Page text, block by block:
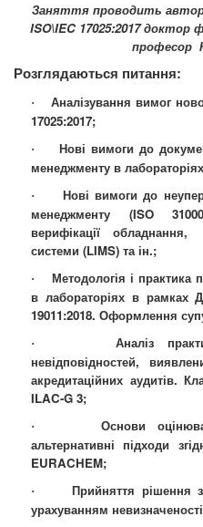
Заняття проводить
ISO\IEC 17025:2017доктор
професор
Розглядаються питання:
·
Аналізування вимог
17025:2017;
·
Нові вимоги до
менеджменту в
·
Нові вимоги до
менеджменту (ISO
верифікації обладнання,
системи (LIMS) та ін.;
·
Методологія і практика
в лабораторіях в рамках
19011:2018. Оформлення
·
Аналіз
невідповідностей,
акредитаційних аудитів.
ILAC-G 3;
·
Основи
альтернативні підходи
EURACHEM;
·
Прийняття рішення
урахуванням невизначеності